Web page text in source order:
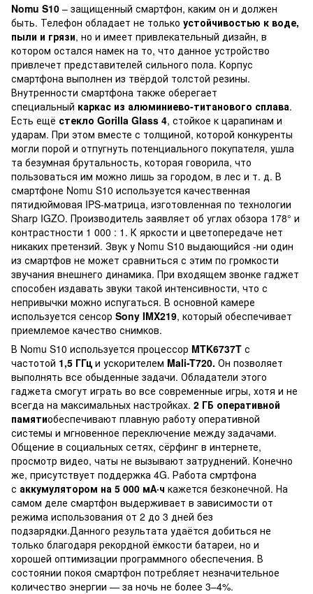
Nomu S10 – защищенный смартфон, каким он и должен
быть. Телефон обладает не только устойчивостью к воде,
пыли и грязи, но и имеет привлекательный дизайн, в
котором остался намек на то, что данное устройство
привлечет представителей сильного пола. Корпус
смартфона выполнен из твёрдой толстой резины.
Внутренности смартфона также оберегает
специальный каркас из алюминиево-титанового сплава.
Есть ещё стекло Gorilla Glass 4, стойкое к царапинам и
ударам. При этом вместе с толщиной, которой конкуренты
могли порой и отпугнуть потенциального покупателя, ушла
та безумная брутальность, которая говорила, что
пользоваться им можно лишь за городом, в лес и т. д. В
смартфоне Nomu S10 используется качественная
пятидюймовая IPS-матрица, изготовленная по технологии
Sharp IGZO. Производитель заявляет об углах обзора 178° и
контрастности 1 000 : 1. К яркости и цветопередаче нет
никаких претензий. Звук у Nomu S10 выдающийся -ни один
из смартфов не может сравниться с этим по громкости
звучания внешнего динамика. При входящем звонке гаджет
способен издавать звуки такой интенсивности, что с
непривычки можно испугаться. В основной камере
используется сенсор Sony IMX219, который обеспечивает
приемлемое качество снимков.
В Nomu S10 используется процессор MTK6737T с
частотой 1,5 ГГц и ускорителем Mali-T720. Он позволяет
выполнять все обыденные задачи. Обладатели этого
гаджета смогут играть во все современные игры, хотя и не
всегда на максимальных настройках. 2 ГБ оперативной
памятиобеспечивают плавную работу оперативной
системы и мгновенное переключение между задачами.
Общение в социальных сетях, сёрфинг в интернете,
просмотр видео, чаты не вызывают затруднений. Конечно
же, присутствует поддержка 4G. Работа смртфона
с аккумулятором на 5 000 мА·ч кажется безконечной. На
самом деле смартфон выдерживает в зависимости от
режима использования от 2 до 3 дней без
подзарядки.Данного результата удаётся добиться не
только благодаря рекордной ёмкости батареи, но и
хорошей оптимизации программного обеспечения. В
состоянии покоя смартфон потребляет незначительное
количество энергии — за ночь не более 3–4%.